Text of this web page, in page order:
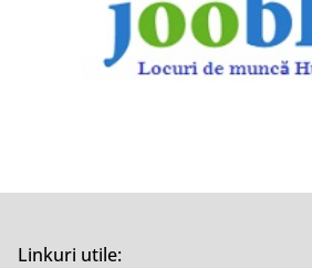
Linkuri utile: